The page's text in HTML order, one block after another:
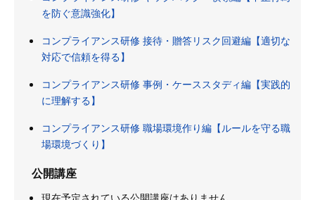
を防ぐ意識強化】
コンプライアンス研修 接待・贈答リスク回避編【適切な
対応で信頼を得る】
コンプライアンス研修 事例・ケーススタディ編【実践的
に理解する】
コンプライアンス研修 職場環境作り編【ルールを守る職
場環境づくり】
公開講座
現在予定されている公開講座はありません